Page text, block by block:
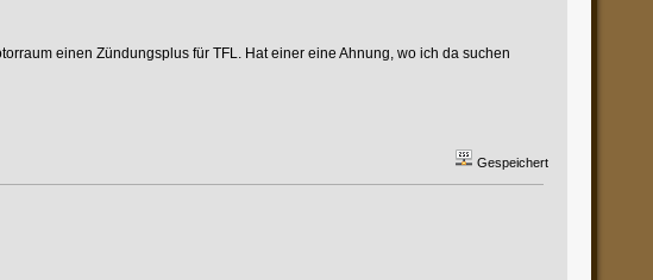
einen Zündungsplus für TFL. Hat einer eine Ahnung, wo ich da suchen
Gespeichert